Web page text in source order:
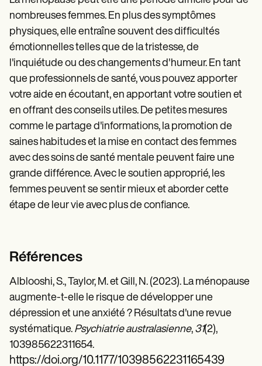
nombreuses femmes. En plus des symptômes
physiques, elle entraîne souvent des difficultés
émotionnelles telles que de la tristesse, de
l'inquiétude ou des changements d'humeur. En tant
que professionnels de santé, vous pouvez apporter
votre aide en écoutant, en apportant votre soutien et
en offrant des conseils utiles. De petites mesures
comme le partage d'informations, la promotion de
saines habitudes et la mise en contact des femmes
avec des soins de santé mentale peuvent faire une
grande différence. Avec le soutien approprié, les
femmes peuvent se sentir mieux et aborder cette
étape de leur vie avec plus de confiance.
Références
Alblooshi, S., Taylor, M. et Gill, N. (2023). La ménopause
augmente-t-elle le risque de développer une
dépression et une anxiété ? Résultats d'une revue
systématique. Psychiatrie australasienne, 31(2),
103985622311654.
https://doi.org/10.1177/10398562231165439